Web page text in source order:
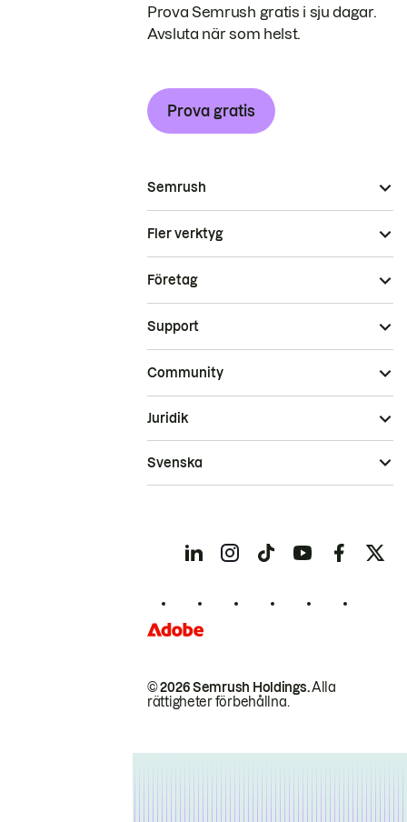
Prova Semrush gratis i sju dagar.
Avsluta när som helst.
Prova gratis
Semrush
Fler verktyg
Företag
Support
Community
© 2026 Semrush Holdings.Alla
rättigheter förbehållna.
Juridik
Svenska